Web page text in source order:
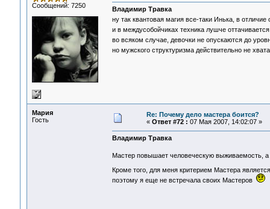
Сообщений: 7250
Владимир Травка
ну так квантовая магия все-таки Инька, в
и в междусобойчиках техника лушче
во всяком случае, девочки не опускаются до
но мужского структуризма действительно не
Мария
Гость
Re: Почему дело мастера боится?
« Ответ #72 : 07 Мая 2007, 14:02:07 »
Владимир Травка
Мастер повышает человеческую выживаемость,
Кроме того, для меня критерием Мастера
поэтому я еще не встречала своих Мастеров